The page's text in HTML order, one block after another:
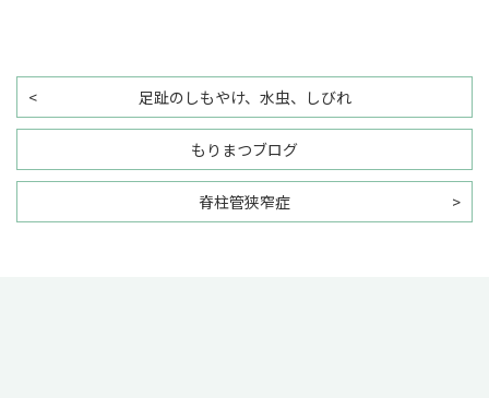
足趾のしもやけ、水虫、しびれ
もりまつブログ
脊柱管狭窄症